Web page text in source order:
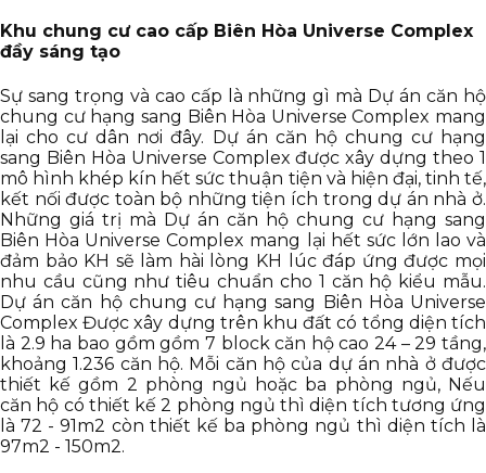
Khu chung cư cao cấp Biên Hòa Universe Complex
đầy sáng tạo
Sự sang trọng và cao cấp là những gì mà Dự án căn hộ
chung cư hạng sang Biên Hòa Universe Complex mang
lại cho cư dân nơi đây. Dự án căn hộ chung cư hạng
sang Biên Hòa Universe Complex được xây dựng theo 1
mô hình khép kín hết sức thuận tiện và hiện đại, tinh tế,
kết nối được toàn bộ những tiện ích trong dự án nhà ở.
Những giá trị mà Dự án căn hộ chung cư hạng sang
Biên Hòa Universe Complex mang lại hết sức lớn lao và
đảm bảo KH sẽ làm hài lòng KH lúc đáp ứng được mọi
nhu cầu cũng như tiêu chuẩn cho 1 căn hộ kiểu mẫu.
Dự án căn hộ chung cư hạng sang Biên Hòa Universe
Complex Được xây dựng trên khu đất có tổng diện tích
là 2.9 ha bao gồm gồm 7 block căn hộ cao 24 – 29 tầng,
khoảng 1.236 căn hộ. Mỗi căn hộ của dự án nhà ở được
thiết kế gồm 2 phòng ngủ hoặc ba phòng ngủ, Nếu
căn hộ có thiết kế 2 phòng ngủ thì diện tích tương ứng
là 72 - 91m2 còn thiết kế ba phòng ngủ thì diện tích là
97m2 - 150m2.